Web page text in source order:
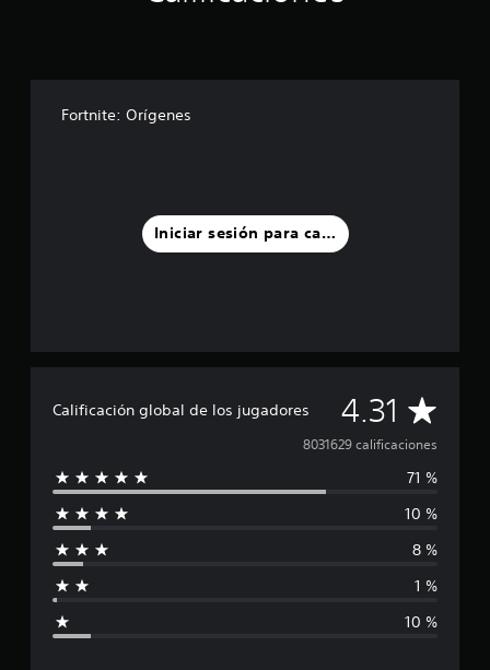
Fortnite: Orígenes
Iniciar sesión para calificar
Calificación global de los jugadores 4.31 C
a
i
8031629 calificaciones
71 %
10 %
8 %
1 %
10 %